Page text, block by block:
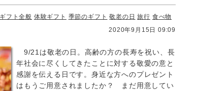
ギフト全般 体験ギフト 季節のギフト 敬老の日 旅行 食べ物
2020年9月15日 09:09
9/21は敬老の日。高齢の方の長寿を祝い、長
年社会に尽くしてきたことに対する敬愛の意と
感謝を伝える日です。身近な方へのプレゼント
はもうご用意されましたか？ まだ用意してい